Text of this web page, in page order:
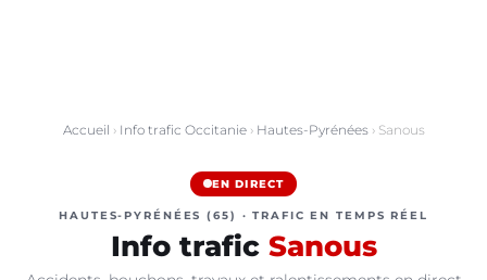
Accueil › Info trafic Occitanie› Hautes-Pyrénées› Sanous
EN DIRECT
HAUTES-PYRÉNÉES (65) · TRAFIC EN TEMPS RÉEL
Info trafic Sanous